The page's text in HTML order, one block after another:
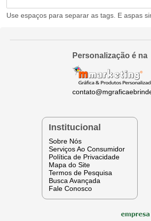
Use espaços para separar as tags. E aspas
Personalização é na
Institucional
Sobre Nós
Serviços Ao Consumidor
Política de Privacidade
Mapa do Site
Termos de Pesquisa
Busca Avançada
Fale Conosco